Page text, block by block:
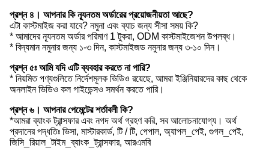
প্রশ্ন ৪। আপনার কি ন্যূনতম অর্ডারের প্রয়োজনীয়তা আছে?
এটা কাস্টমাইজ করা যাবে? নমুনা এবং ব্যাচ জন্য সীসা সময় কি?
* আমাদের ন্যূনতম অর্ডার পরিমাণ 1 টুকরা, ODM কাস্টমাইজেশন উপলব্ধ।
* বিদ্যমান নমুনার জন্য ১-৩ দিন, কাস্টমাইজড নমুনার জন্য ৩-১০ দিন।
প্রশ্ন ৫ঃ আমি যদি এটি ব্যবহার করতে না পারি?
* নিয়মিত পণ্যগুলিতে নির্দেশমূলক ভিডিও রয়েছে, আমরা ইঞ্জিনিয়ারদের কাছ থেকে
অনলাইন ভিডিও কল গাইডেন্সও সমর্থন করতে পারি।
প্রশ্ন ৬। আপনার পেমেন্টের শর্তাবলী কি?
*আমরা ব্যাংক ট্রান্সফার এবং নগদ অর্থ গ্রহণ করি, সব আলোচনাযোগ্য। অর্থ
প্রদানের পদ্ধতিঃ ভিসা, মাস্টারকার্ড, টি / টি, পেপাল, অ্যাপল_পেই, গুগল_পেই,
জিসি_রিয়াল_টাইম_ব্যাংক_ট্রান্সফার, আরএমবি